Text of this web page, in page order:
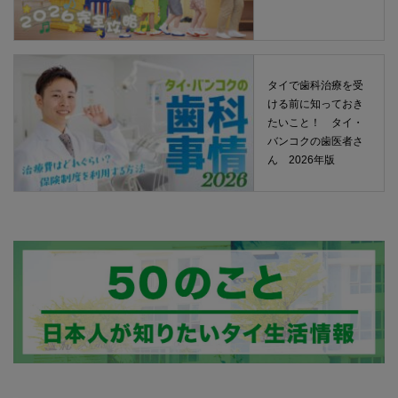
タイで歯科治療を受
ける前に知っておき
たいこと！ タイ・
バンコクの歯医者さ
ん 2026年版